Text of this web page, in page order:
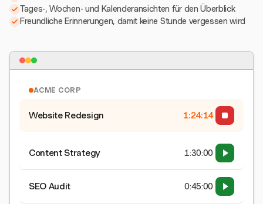
Tages-, Wochen- und Kalenderansichten für den Überblick
Freundliche Erinnerungen, damit keine Stunde vergessen wird
ACME CORP
Website Redesign 1:24:15
Content Strategy 1:30:00
SEO Audit 0:45:00